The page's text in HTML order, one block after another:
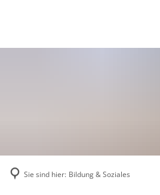
Sie sind hier: Bildung & Soziales